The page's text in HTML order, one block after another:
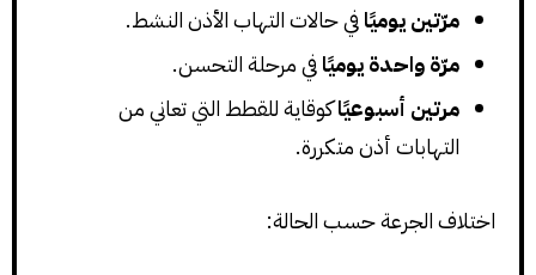
مرّتين يوميًافي حالات التهاب الأذن النشط.
مرّة واحدة يوميًافي مرحلة التحسن.
مرتين أسبوعيًاكوقاية للقطط التي تعاني من
التهابات أذن متكررة.
اختلاف الجرعة حسب الحالة: